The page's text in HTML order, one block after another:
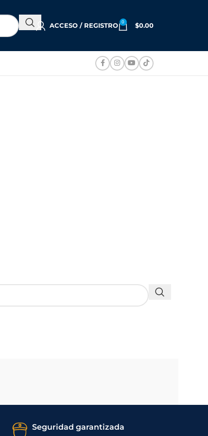
ACCESO / REGISTRO 0 $0.00
Seguridad garantizada